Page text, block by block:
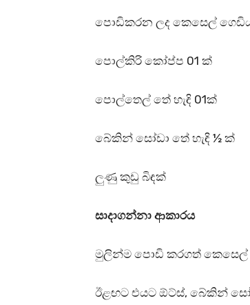
පොඩිකරන ලද කෙසෙල්
පොල්කිරි කෝප්ප 01 ක්
පොල්තෙල් තේ හැඳි 01ක්
බේකින් සෝඩා තේ හැඳි ½ ක්
ලුණු කුඩු බිඳක්
සාදාගන්නා ආකාරය
මුලින්ම පොඩි කරගත්
ඊළඟට එයට ඕට්ස්, බේකින්